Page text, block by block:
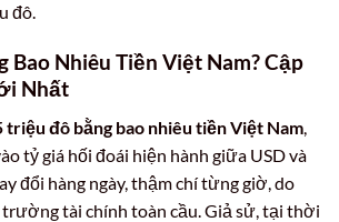
đô.
Bao Nhiêu Tiền Việt Nam? Cập
Nhất
triệu đô bằng bao nhiêu tiền Việt Nam
tỷ giá hối đoái hiện hành giữa USD và
đổi hàng ngày, thậm chí từng giờ, do
tài chính toàn cầu. Giả sử, tại thời